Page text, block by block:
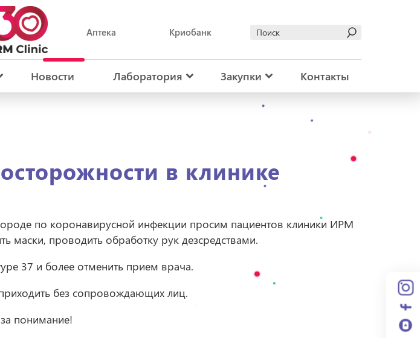
Аптека Криобанк
Новости Лаборатория Закупки Контакты
в клинике
по коронавирусной инфекции просим пациентов клиники ИРМ
маски, проводить обработку рук дезсредствами.
37 и более отменить прием врача.
без сопровождающих лиц.
понимание!